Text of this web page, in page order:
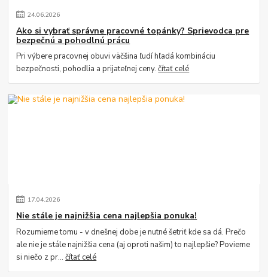
24.06.2026
Ako si vybrať správne pracovné topánky? Sprievodca pre
bezpečnú a pohodlnú prácu
Pri výbere pracovnej obuvi väčšina ľudí hľadá kombináciu
bezpečnosti, pohodlia a prijateľnej ceny.čítať celé
17.04.2026
Nie stále je najnižšia cena najlepšia ponuka!
Rozumieme tomu - v dnešnej dobe je nutné šetriť kde sa dá. Prečo
ale nie je stále najnižšia cena (aj oproti našim) to najlepšie? Povieme
si niečo z pr...čítať celé